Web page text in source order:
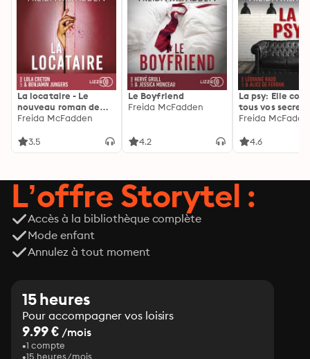
La locataire - Le
nouveau roman de
l'autrice de La femme
Freida McFadden
3.5
Le Boyfriend
Freida McFadden
4.2
La psy: Elle
tous vos
découvrez les
Freida
4.6
L’offre Storytel :
Accès à la bibliothèque complète
Mode enfant
Annulez à tout moment
15 heures
Pour accompagner vos loisirs
9.99 € /mois
1 compte
15 heures/mois